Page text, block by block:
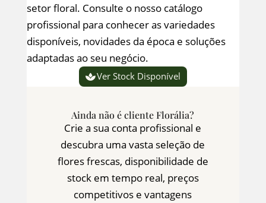
setor floral. Consulte o nosso catálogo
profissional para conhecer as variedades
disponíveis, novidades da época e soluções
adaptadas ao seu negócio.
Ver Stock Disponível
Ainda não é cliente Florália?
Crie a sua conta profissional e
descubra uma vasta seleção de
flores frescas, disponibilidade de
stock em tempo real, preços
competitivos e vantagens